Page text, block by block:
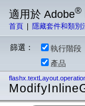
適用於 Adobe®
首頁 隱藏套件和類別
篩選： 執行階段
產品